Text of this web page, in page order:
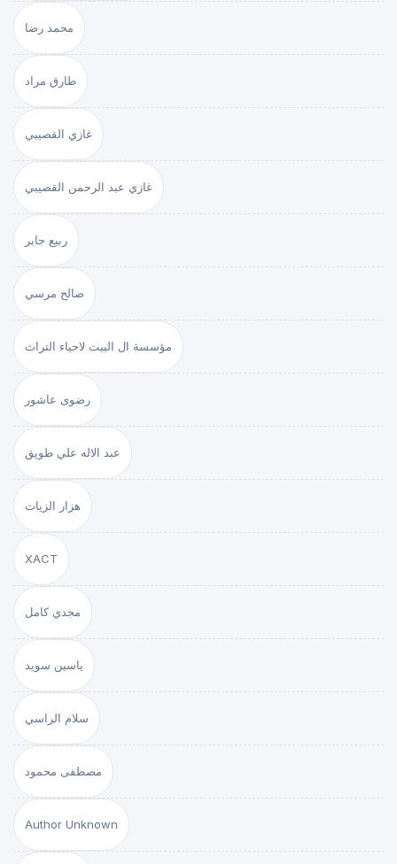
محمد رضا
طارق مراد
غازي القصيبي
غازي عبد الرحمن القصيبي
ربيع جابر
صالح مرسي
مؤسسة ال البيت لاحياء التراث
رضوى عاشور
عبد الاله علي طويق
هزار الزيات
XACT
مجدي كامل
ياسين سويد
سلام الراسي
مصطفى محمود
Author Unknown